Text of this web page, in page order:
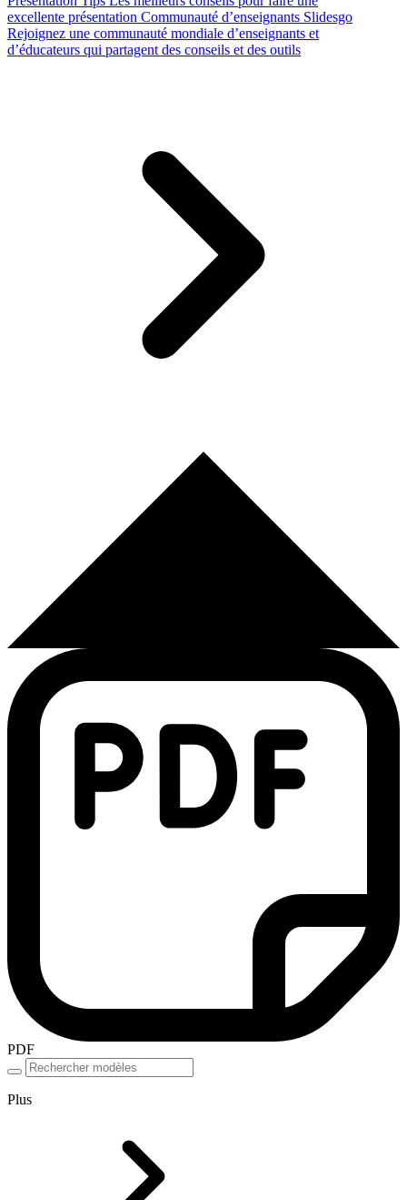
excellente présentation Communauté d’enseignants Slidesgo
Rejoignez une communauté mondiale d’enseignants et
d’éducateurs qui partagent des conseils et des outils
PDF
Plus